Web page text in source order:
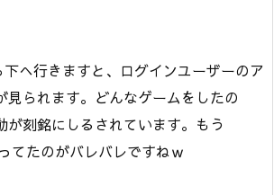
へ行きますと、ログインユーザーのア
見られます。どんなゲームをしたの
が刻銘にしるされています。もう
てたのがバレバレですねｗ